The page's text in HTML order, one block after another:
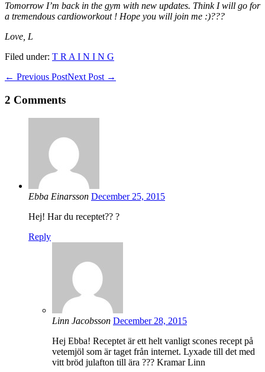
Tomorrow I’m back in the gym with new updates. Think I will go for
a tremendous cardioworkout ! Hope you will join me :)???
Love, L
Filed under: T R A I N I N G
Post
← Previous PostNext Post →
2 Comments
Ebba Einarsson December 25, 2015
Hej! Har du receptet?? ?
Reply
Linn Jacobsson December 28, 2015
Hej Ebba! Receptet är ett helt vanligt scones recept på
vetemjöl som är taget från internet. Lyxade till det med
vitt bröd julafton till ära ??? Kramar Linn